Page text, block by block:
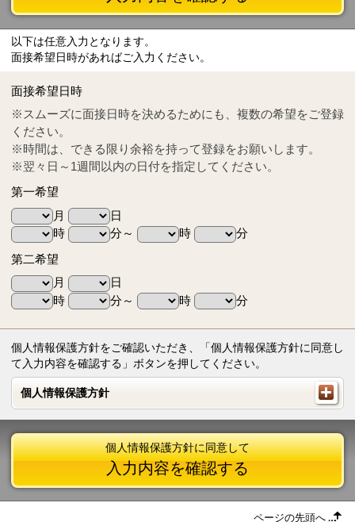
Tel
0570-55-0314
以下は任意入力となります。
面接希望日時があればご入力ください。
面接希望日時
※スムーズに面接日時を決めるためにも、複数の希望をご登録
ください。
※時間は、できる限り余裕を持って登録をお願いします。
※翌々日～1週間以内の日付を指定してください。
第一希望
月
日
時
分～ 時
分
第二希望
月
日
時
分～ 時 分
個人情報保護方針をご確認いただき、「個人情報保護方針に同意し
て入力内容を確認する」ボタンを押してください。
個人情報保護方針
個人情報保護方針
個人情報保護方針に同意して
入力内容を確認する
ページの先頭へ